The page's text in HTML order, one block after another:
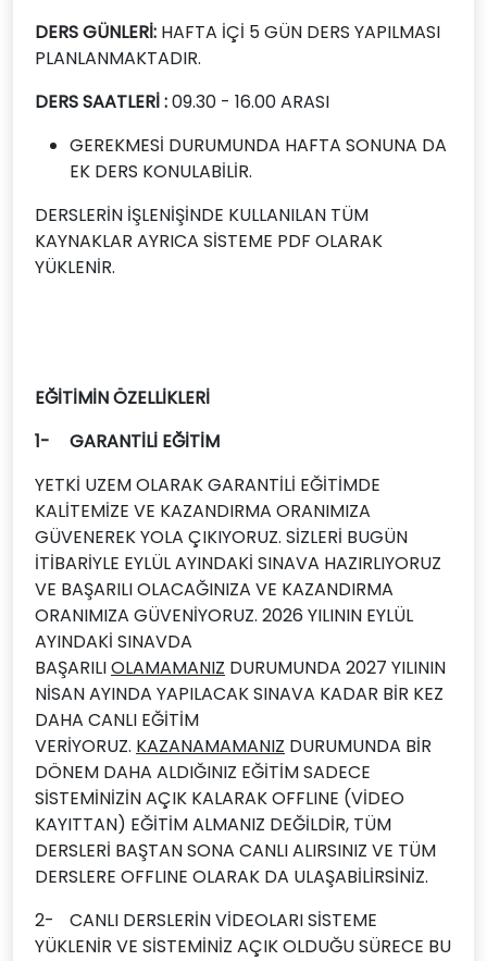
DERS GÜNLERİ: HAFTA İÇİ 5 GÜN DERS YAPILMASI
PLANLANMAKTADIR.
DERS SAATLERİ :09.30 - 16.00 ARASI
GEREKMESİ DURUMUNDA HAFTA SONUNA DA
EK DERS KONULABİLİR.
DERSLERİN İŞLENİŞİNDE KULLANILAN TÜM
KAYNAKLAR AYRICA SİSTEME PDF OLARAK
YÜKLENİR.
EĞİTİMİN ÖZELLİKLERİ
1-
GARANTİLİ EĞİTİM
YETKİ UZEM OLARAK GARANTİLİ EĞİTİMDE
KALİTEMİZE VE KAZANDIRMA ORANIMIZA
GÜVENEREK YOLA ÇIKIYORUZ. SİZLERİ BUGÜN
İTİBARİYLE EYLÜL AYINDAKİ SINAVA HAZIRLIYORUZ
VE BAŞARILI OLACAĞINIZA VE KAZANDIRMA
ORANIMIZA GÜVENİYORUZ. 2026 YILININ EYLÜL
AYINDAKİ SINAVDA
BAŞARILIOLAMAMANIZ DURUMUNDA 2027 YILININ
NİSAN AYINDA YAPILACAK SINAVA KADAR BİR KEZ
DAHA CANLI EĞİTİM
VERİYORUZ. KAZANAMAMANIZ DURUMUNDA BİR
DÖNEM DAHA ALDIĞINIZ EĞİTİM SADECE
SİSTEMİNİZİN AÇIK KALARAK OFFLINE (VİDEO
KAYITTAN) EĞİTİM ALMANIZ DEĞİLDİR, TÜM
DERSLERİ BAŞTAN SONA CANLI ALIRSINIZ VE TÜM
DERSLERE OFFLINE OLARAK DA ULAŞABİLİRSİNİZ.
2-
CANLI DERSLERİN VİDEOLARI SİSTEME
YÜKLENİR VE SİSTEMİNİZ AÇIK OLDUĞU SÜRECE BU